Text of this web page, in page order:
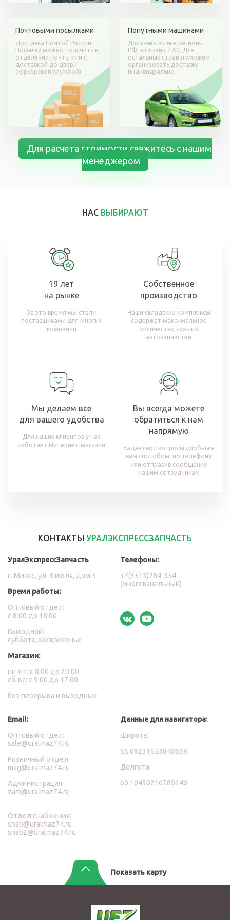
Почтовыми посылками
Доставка Почтой России.
Посылку можно получить в
отделении почты или с
доставкой до двери
(курьерской службой)
Попутными машинами
Доставка во все регионы
РФ, в страны ЕАС. Для
остальных стран поможем
организовать доставку
индивидуально
Для расчета стоимости свяжитесь с нашим
менеджером
НАC ВЫБИРАЮТ
19 лет
на рынке
За это время мы стали
поставщиками для многих
компаний
Собственное
производство
Наши складские комплексы
содержат максимальное
количество нужных
автозапчастей
Мы делаем все
для вашего удобства
Для наших клиентов у нас
работает Интернет-магазин
Вы всегда можете
обратиться к нам
напрямую
Задав свои вопросы удобным
вам способом: по телефону
или отправив сообщение
нашим сотрудникам
КОНТАКТЫ УРАЛЭКСПРЕССЗАПЧАСТЬ
УралЭкспрессЗапчасть
г. Миасс, ул. 8 июля, дом 5
Время работы:
Оптовый отдел:
с 8:00 до 18:00
Выходной:
суббота, воскресенье
Магазин:
пн-пт: с 8:00 до 20:00
сб-вс: с 9:00 до 17:00
без перерыва и выходных
Телефоны:
+7(3513)264-354
(многоканальный)
Email:
Оптовый отдел:
sale@uralmaz74.ru
Розничный отдел:
mag@uralmaz74.ru
Администрация:
zam@uralmaz74.ru
Отдел снабжения:
snab@uralmaz74.ru
snab2@uralmaz74.ru
Данные для навигатора:
Широта:
55.06231553848638
Долгота:
60.10430216789246
Показать карту